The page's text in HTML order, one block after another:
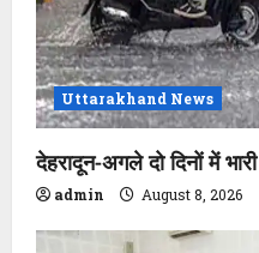
Uttarakhand News
देहरादून-अगले दो दिनों में
admin August 8, 2026